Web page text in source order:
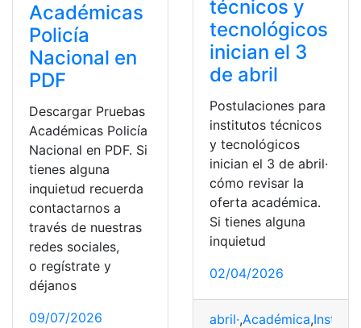
Académicas
Policía
Nacional en
PDF
Descargar Pruebas
Académicas Policía
Nacional en PDF. Si
tienes alguna
inquietud recuerda
contactarnos a
través de nuestras
redes sociales,
o regístrate y
déjanos
09/07/2026
técnicos y
tecnológicos
inician el 3
de abril
Postulaciones para
institutos técnicos
y tecnológicos
inician el 3 de abril·
cómo revisar la
oferta académica.
Si tienes alguna
inquietud
02/04/2026
abril·,Académica,